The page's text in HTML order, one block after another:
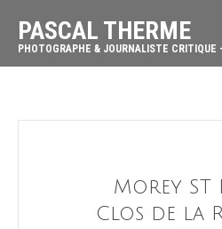
PASCAL THERME
PHOTOGRAPHE & JOURNALISTE CRITIQUE
Morey ST
Clos de la